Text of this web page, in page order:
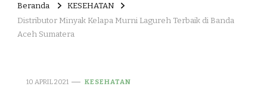
Beranda
KESEHATAN
Distributor Minyak Kelapa Murni Lagureh Terbaik di Banda
Aceh Sumatera
10 APRIL 2021 KESEHATAN